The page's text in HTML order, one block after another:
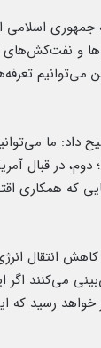
جمهوری
و
ما
در قبال
که همکاری
انتقال
می‌کنند اگر
شود، قیمت هر بشکه نفت به